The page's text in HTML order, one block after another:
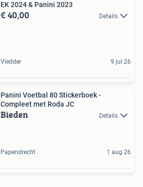
EK 2024 & Panini 2023
€ 40,00 Details
Vledder 9 jul 26
Panini Voetbal 80 Stickerboek -
Compleet met Roda JC
Bieden Details
Papendrecht 1 aug 26